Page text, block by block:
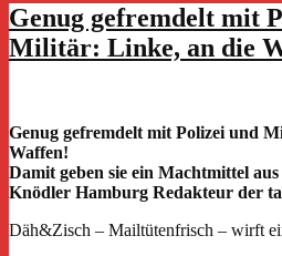
Genug gefremdelt mit
Militär: Linke, an die
Genug gefremdelt mit Polizei und
Waffen!
Damit geben sie ein Machtmittel
Knödler Hamburg Redakteur der
Däh&Zisch – Mailtütenfrisch – wirft